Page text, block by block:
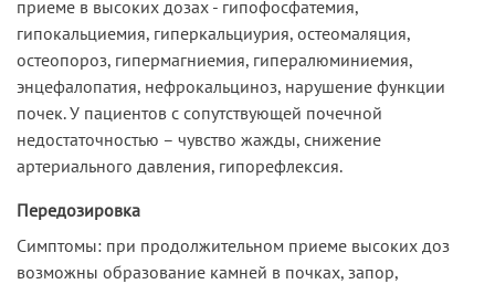
приеме в высоких дозах - гипофосфатемия,
гипокальциемия, гиперкальциурия, остеомаляция,
остеопороз, гипермагниемия, гипералюминиемия,
энцефалопатия, нефрокальциноз, нарушение функции
почек. У пациентов с сопутствующей почечной
недостаточностью – чувство жажды, снижение
артериального давления, гипорефлексия.
Передозировка
Симптомы: при продолжительном приеме высоких доз
возможны образование камней в почках, запор,